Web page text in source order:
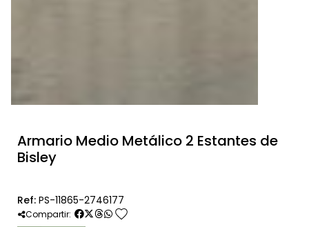
Armario Medio Metálico 2 Estantes de
Bisley
Ref: PS-11865-2746177
Compartir: favorite